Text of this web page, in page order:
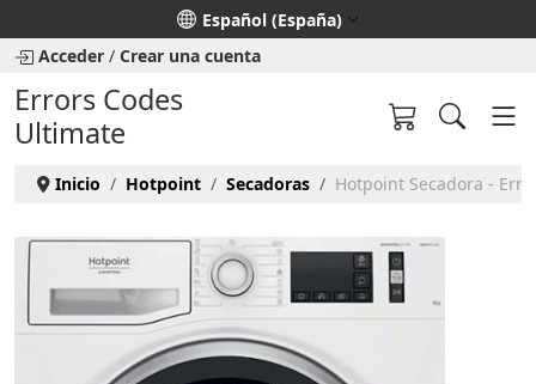
Seleccione su idioma
Español (España)
Acceder / Crear una cuenta
Errors Codes
Ultimate
Inicio Hotpoint Secadoras Hotpoint Secadora -